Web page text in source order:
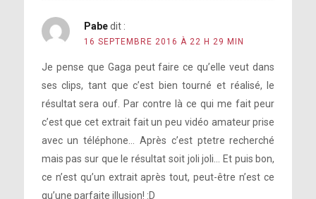
Pabe dit :
16 SEPTEMBRE 2016 À 22 H 29 MIN
Je pense que Gaga peut faire ce qu’elle veut dans
ses clips, tant que c’est bien tourné et réalisé, le
résultat sera ouf. Par contre là ce qui me fait peur
c’est que cet extrait fait un peu vidéo amateur prise
avec un téléphone… Après c’est ptetre recherché
mais pas sur que le résultat soit joli joli… Et puis bon,
ce n’est qu’un extrait après tout, peut-être n’est ce
qu’une parfaite illusion! :D